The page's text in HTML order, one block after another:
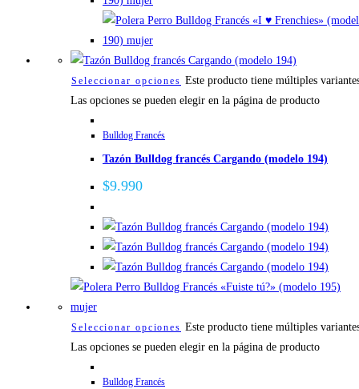
Seleccionar opciones Este producto tiene múltiples
Las opciones se pueden elegir en la página de producto
Bulldog Francés
Tazón Bulldog francés Cargando (modelo 194)
$9.990
Seleccionar opciones Este producto tiene múltiples
Las opciones se pueden elegir en la página de producto
Bulldog Francés